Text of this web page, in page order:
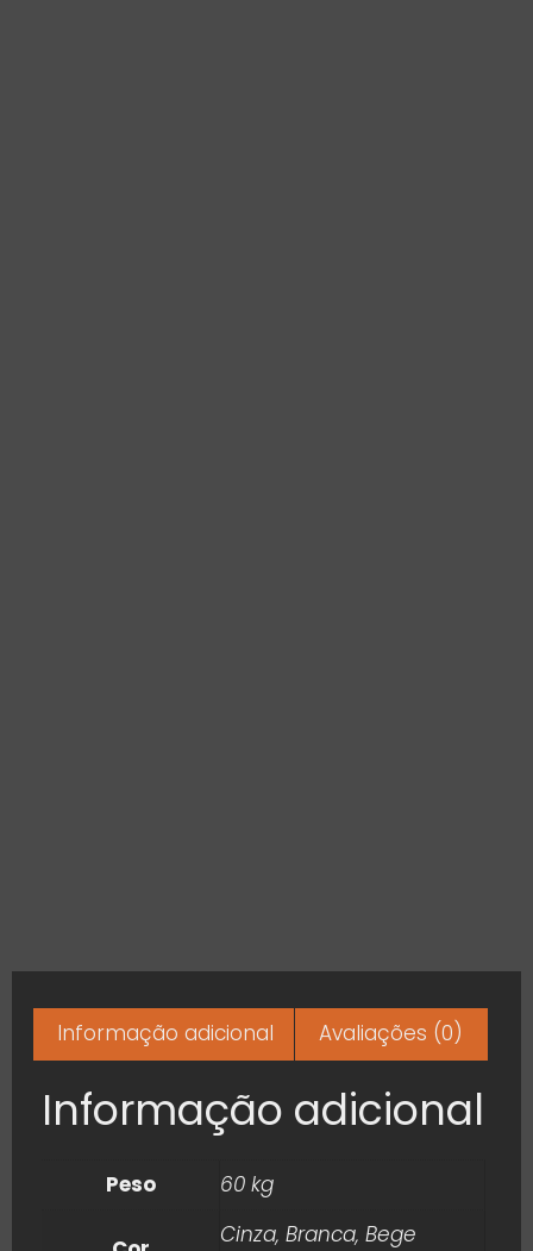
Informação adicional Avaliações (0)
Informação adicional
Peso 60 kg
Cinza, Branca, Bege